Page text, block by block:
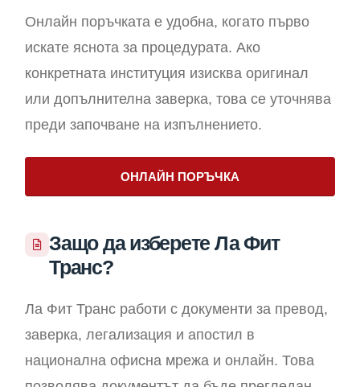
Онлайн поръчката е удобна, когато първо
искате яснота за процедурата. Ако
конкретната институция изисква оригинал
или допълнителна заверка, това се уточнява
преди започване на изпълнението.
ОНЛАЙН ПОРЪЧКА
Защо да изберете Ла Фит
Транс?
Ла Фит Транс работи с документи за превод,
заверка, легализация и апостил в
национална офисна мрежа и онлайн. Това